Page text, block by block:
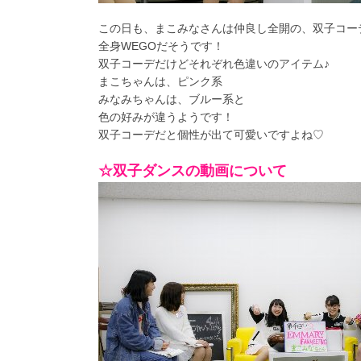
この日も、まこみなさんは仲良し全開の、双子コー
全身WEGOだそうです！
双子コーデだけどそれぞれ色違いのアイテム♪
まこちゃんは、ピンク系
みなみちゃんは、ブルー系と
色の好みが違うようです！
双子コーデだと個性が出て可愛いですよね♡
☆双子ダンスの動画について